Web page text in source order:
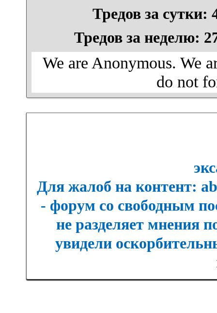
Тредов за сутки:
Тредов за неделю:
We are Anonymous. We
do not
Для жалоб на контент:
- форум со свободным
не разделяет мнения
увидели